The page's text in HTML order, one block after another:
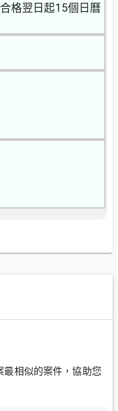
格翌日起15個日曆
最相似的案件，協助您